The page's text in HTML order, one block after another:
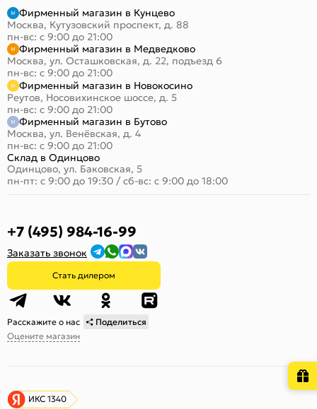
Фирменный магазин в Кунцево
Москва, Кутузовский проспект, д. 88
пн-вс: с 9:00 до 21:00
Фирменный магазин в Медведково
Москва, ул. Осташковская, д. 22, подъезд 6
пн-вс: с 9:00 до 21:00
Фирменный магазин в Новокосино
Реутов, Носовихинское шоссе, д. 5
пн-вс: с 9:00 до 21:00
Фирменный магазин в Бутово
Москва, ул. Венёвская, д. 4
пн-вс: с 9:00 до 21:00
Склад в Одинцово
Одинцово, ул. Баковская, 5
пн-пт: с 9:00 до 19:30 / сб-вс: с 9:00 до 18:00
+7 (495) 984-16-99
Заказать звонок
Стать дилером
Расскажите о нас
Поделиться
Оцените магазин
ИКС 1340